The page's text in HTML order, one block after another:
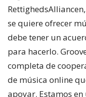
se quiere ofrecer
debe tener un
para hacerlo.
completa de
de música online
apoyar. Estamos